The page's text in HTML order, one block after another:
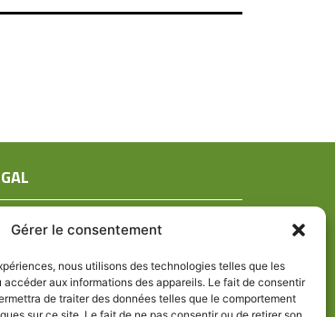
Gérer le consentement
nous utilisons des technologies telles que les
aux informations des appareils. Le fait de consentir
de traiter des données telles que le comportement
légales
de confidentialité
de cookies (UE)